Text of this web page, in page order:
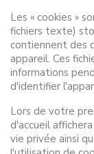
Les « cookies »
fichiers texte)
contiennent des
appareil. Ces
informations
d'identifier
Lors de votre
d'accueil
vie privée ainsi